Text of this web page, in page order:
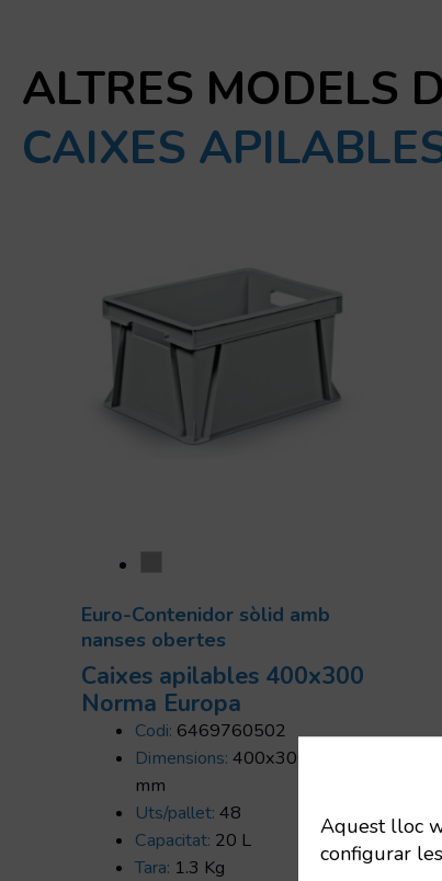
ALTRES MODELS
CAIXES
Euro-Contenidor sòlid amb
nanses obertes
Caixes apilables 400x300
Norma Europa
Codi: 6469760502
Dimensions: 400x300x230
mm
Uts/pallet: 48
Capacitat: 20 L
Tara: 1.3 Kg
Aquest lloc
configurar